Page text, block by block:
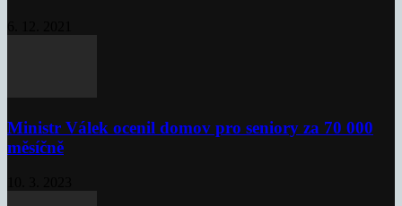
Ministr Válek ocenil domov pro seniory za 70 000
měsíčně